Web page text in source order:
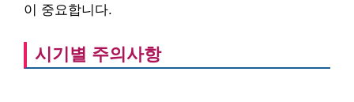
이 중요합니다.
시기별 주의사항